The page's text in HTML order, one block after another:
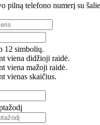
pilną telefono numerį su
12 simbolių.
viena didžioji raidė.
viena mažoji raidė.
vienas skaičius.